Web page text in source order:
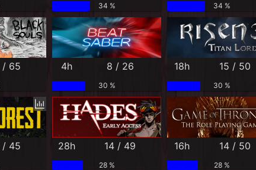
34 % 34 %
/ 65 4h 8 / 26
30 %
18h 15 / 50
30 %
/ 45 28h 14 / 49
28 %
16h 14 / 50
28 %